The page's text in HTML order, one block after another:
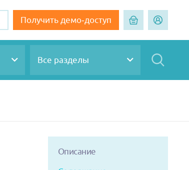
Получить демо-доступ
Все разделы
Описание